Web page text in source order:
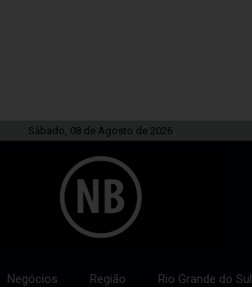
Sábado, 08 de Agosto de 2026
Negócios Região Rio Grande do Sul